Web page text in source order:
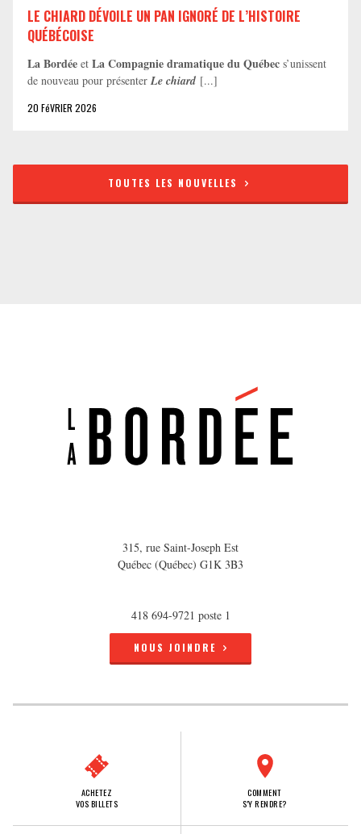
LE CHIARD DÉVOILE UN PAN IGNORÉ DE L’HISTOIRE
QUÉBÉCOISE
La Bordée et La Compagnie dramatique du Québec s’unissent
de nouveau pour présenter Le chiard [...]
20 FéVRIER 2026
TOUTES LES NOUVELLES
315, rue Saint-Joseph Est
Québec (Québec) G1K 3B3
418 694-9721 poste 1
NOUS JOINDRE
ACHETEZ
VOS BILLETS
COMMENT
S'Y RENDRE?